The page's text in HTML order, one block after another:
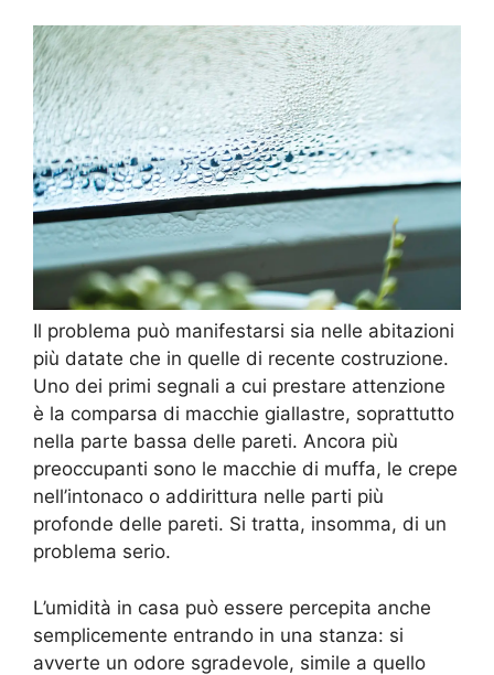
Il problema può manifestarsi sia nelle abitazioni
più datate che in quelle di recente costruzione.
Uno dei primi segnali a cui prestare attenzione
è la comparsa di macchie giallastre, soprattutto
nella parte bassa delle pareti. Ancora più
preoccupanti sono le macchie di muffa, le crepe
nell’intonaco o addirittura nelle parti più
profonde delle pareti. Si tratta, insomma, di un
problema serio.
L’umidità in casa può essere percepita anche
semplicemente entrando in una stanza: si
avverte un odore sgradevole, simile a quello